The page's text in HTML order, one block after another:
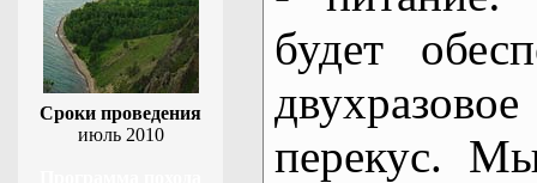
Сроки проведения
июль 2010
будет
перекус.